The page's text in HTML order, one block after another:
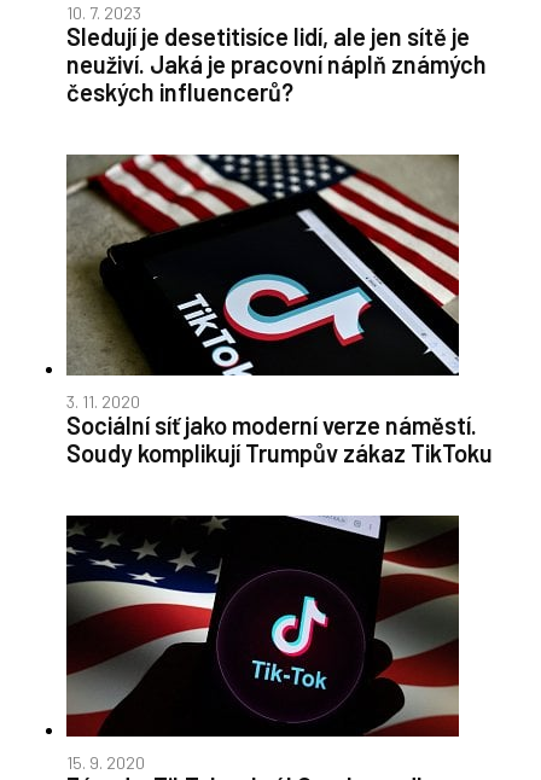
10. 7. 2023
Sledují je desetitisíce lidí, ale jen sítě je
neuživí. Jaká je pracovní náplň známých
českých influencerů?
3. 11. 2020
Sociální síť jako moderní verze náměstí.
Soudy komplikují Trumpův zákaz TikToku
15. 9. 2020